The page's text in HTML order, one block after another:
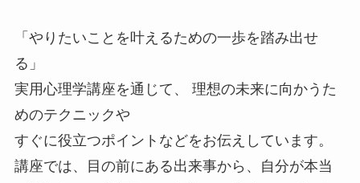
「やりたいことを叶えるための一歩を踏み出せ
る」
実用心理学講座を通じて、 理想の未来に向かうた
めのテクニックや
すぐに役立つポイントなどをお伝えしています。
講座では、目の前にある出来事から、自分が本当